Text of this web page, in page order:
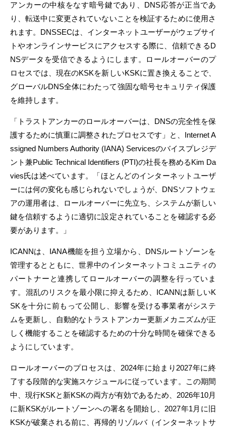
アンカーの中核をなす暗号鍵であり、DNS応答が正当であ
り、転送中に変更されていないことを検証するために使用さ
れます。DNSSECは、インターネットユーザーがウェブサイ
トやオンラインサービスにアクセスする際に、信頼できるD
NSデータを受信できるようにします。ロールオーバーのプ
ロセスでは、現在のKSKを新しいKSKに置き換えることで、
グローバルDNS全体にわたって強固な暗号セキュリティ保護
を維持します。
「トラストアンカーのロールオーバーは、DNSの完全性を保
護するために慎重に調整されたプロセスです」と、Internet A
ssigned Numbers Authority (IANA) Servicesのバイスプレジデ
ント兼Public Technical Identifiers (PTI)の社長を務めるKim Da
vies氏は述べています。「ほとんどのインターネットユーザ
ーには何の変化も感じられないでしょうが、DNSソフトウェ
アの運用者は、ロールオーバーに先立ち、システムが新しい
鍵を信頼するように適切に設定されていることを確認する必
要があります。」
ICANNは、IANA機能を担う立場から、DNSルートゾーンを
管理するとともに、世界中のインターネットコミュニティの
パートナーと連携してロールオーバーの調整を行っていま
す。混乱のリスクを最小限に抑えるため、ICANNは新しいK
SKを十分に前もって公開し、影響を受ける事業者がシステ
ムを更新し、自動的なトラストアンカー更新メカニズムが正
しく機能することを確認するための十分な時間を確保できる
ようにしています。
ロールオーバーのプロセスは、2024年に始まり2027年に終
了する段階的な実施スケジュールに従っています。この期間
中、現行KSKと新KSKの両方が有効であるため、2026年10月
に新KSKがルートゾーンへの署名を開始し、2027年1月に旧
KSKが破棄される前に、再帰的リゾルバ（インターネットサ